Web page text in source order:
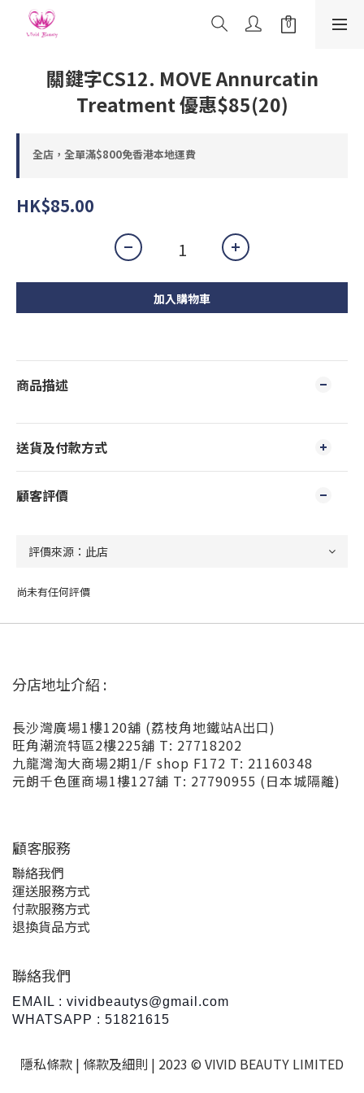
關鍵字CS12. MOVE Annurcatin
Treatment 優惠$85(20)
全店，全單滿$800免香港本地運費
HK$85.00
加入購物車
商品描述
送貨及付款方式
顧客評價
尚未有任何評價
分店地址介紹 :
長沙灣廣場1樓120舖 (荔枝角地鐵站A出口)
旺角潮流特區2樓225舖 T: 27718202
九龍灣淘大商場2期1/F shop F172 T: 21160348
元朗千色匯商場1樓127舖 T: 27790955 (日本城隔離)
顧客服務
聯絡我們
運送服務方式
付款服務方式
退換貨品方式
聯絡我們
EMAIL : vividbeautys@gmail.com
WHATSAPP : 51821615
隱私條款 | 條款及細則 | 2023 © VIVID BEAUTY LIMITED